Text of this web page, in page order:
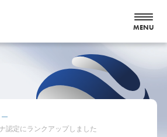
認定にランクアップしました